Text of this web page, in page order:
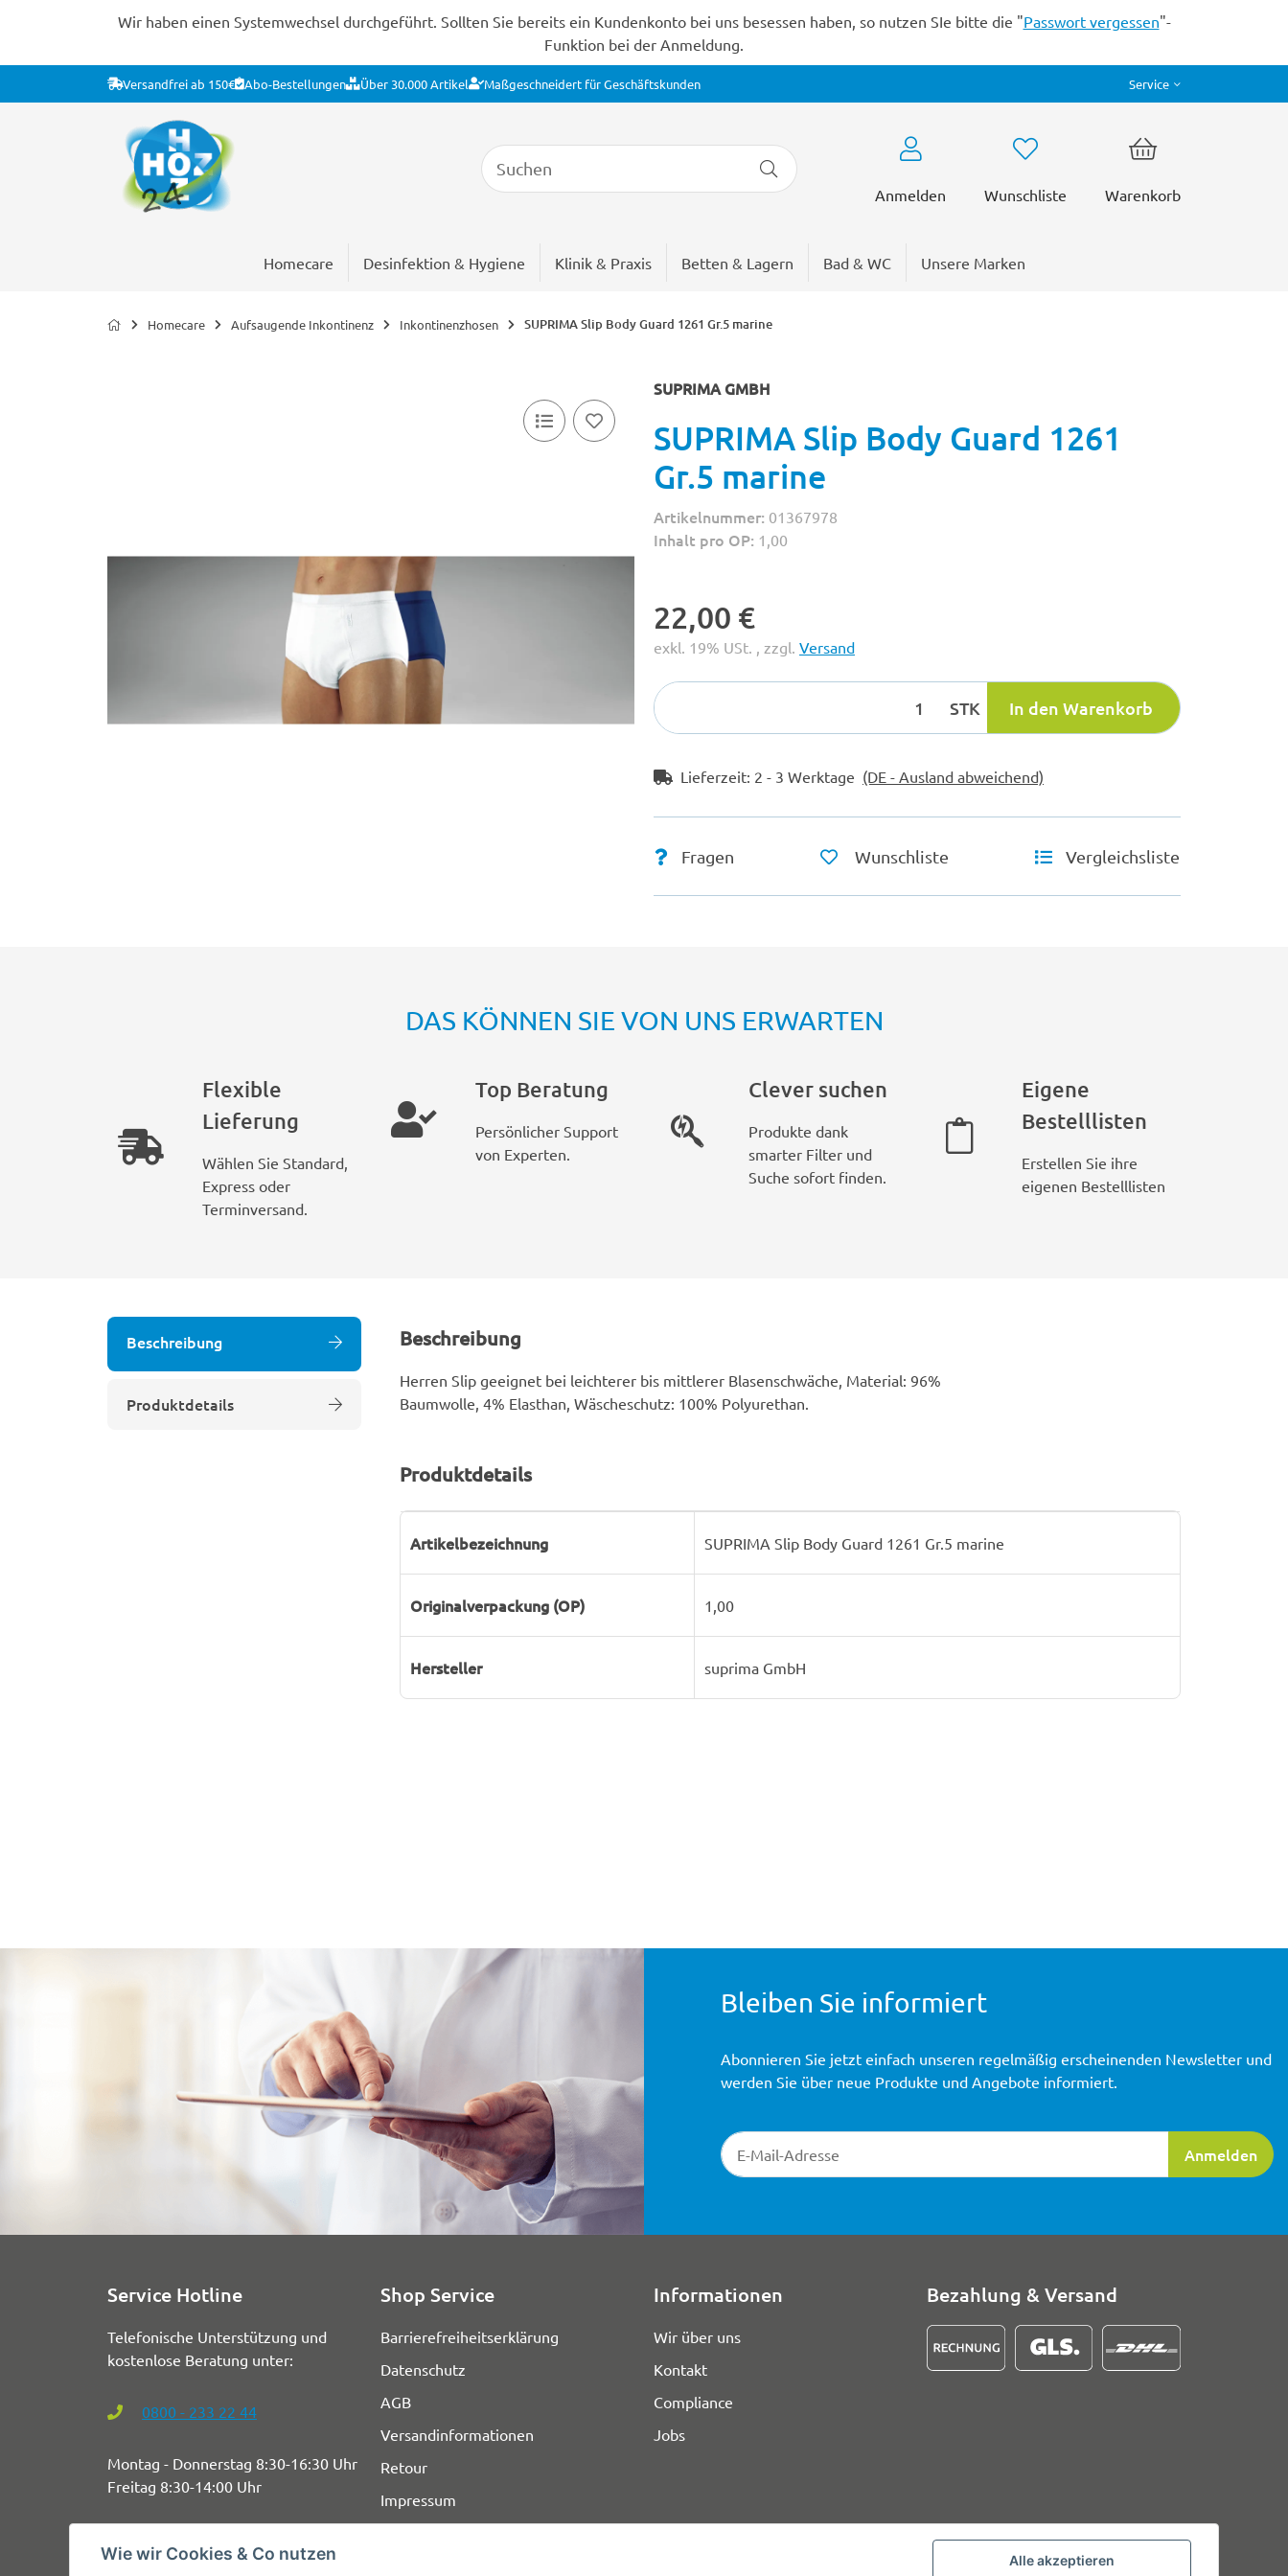
Alle akzeptieren
Wie wir Cookies & Co nutzen
Wir haben einen Systemwechsel durchgeführt. Sollten Sie bereits ein Kundenkonto bei uns besessen haben, so nutzen SIe bitte die "Passwort vergessen"-
Funktion bei der Anmeldung.
Versandfrei ab 150€ Abo-Bestellungen Über 30.000 Artikel Maßgeschneidert für Geschäftskunden Service
Anmelden Wunschliste Warenkorb
Homecare Desinfektion & Hygiene Klinik & Praxis Betten & Lagern Bad & WC Unsere Marken
Homecare Aufsaugende Inkontinenz Inkontinenzhosen SUPRIMA Slip Body Guard 1261 Gr.5 marine
SUPRIMA GMBH
SUPRIMA Slip Body Guard 1261
Gr.5 marine
Artikelnummer: 01367978
Inhalt pro OP: 1,00
22,00 €
exkl. 19% USt. , zzgl. Versand
STK In den Warenkorb
Lieferzeit: 2 - 3 Werktage (DE - Ausland abweichend)
Fragen Wunschliste Vergleichsliste
DAS KÖNNEN SIE VON UNS ERWARTEN
Flexible
Lieferung
Wählen Sie Standard,
Express oder
Terminversand.
Top Beratung
Persönlicher Support
von Experten.
Clever suchen
Produkte dank
smarter Filter und
Suche sofort finden.
Eigene
Bestelllisten
Erstellen Sie ihre
eigenen Bestelllisten
Beschreibung
Produktdetails
Beschreibung
Herren Slip geeignet bei leichterer bis mittlerer Blasenschwäche, Material: 96%
Baumwolle, 4% Elasthan, Wäscheschutz: 100% Polyurethan.
Produktdetails
Artikelbezeichnung SUPRIMA Slip Body Guard 1261 Gr.5 marine
Originalverpackung (OP) 1,00
Hersteller suprima GmbH
Bleiben Sie informiert
Newsletter-Registrierung
Anmelden
Abonnieren Sie jetzt einfach unseren regelmäßig erscheinenden Newsletter und
werden Sie über neue Produkte und Angebote informiert.
Service Hotline
Telefonische Unterstützung und
kostenlose Beratung unter:
0800 - 233 22 44
Montag - Donnerstag 8:30-16:30 Uhr
Freitag 8:30-14:00 Uhr
Shop Service
Barrierefreiheitserklärung
Datenschutz
AGB
Versandinformationen
Retour
Impressum
Informationen
Wir über uns
Kontakt
Compliance
Jobs
Bezahlung & Versand